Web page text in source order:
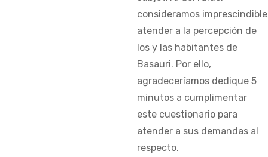
consideramos imprescindible
atender a la percepción de
los y las habitantes de
Basauri. Por ello,
agradeceríamos dedique 5
minutos a cumplimentar
este cuestionario para
atender a sus demandas al
respecto.